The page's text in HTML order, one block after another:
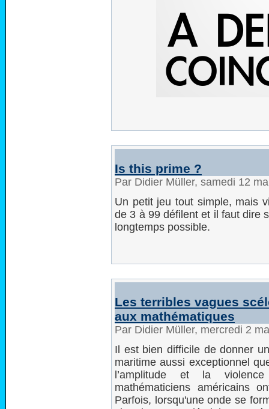
Is this prime ?
Par Didier Müller, samedi 12
Un petit jeu tout simple, mais
de 3 à 99 défilent et il faut dire
longtemps possible.
Les terribles vagues
aux mathématiques
Par Didier Müller, mercredi 2
Il est bien difficile de donner
maritime aussi exceptionnel
l’amplitude et la
mathématiciens américains
Parfois, lorsqu'une onde se